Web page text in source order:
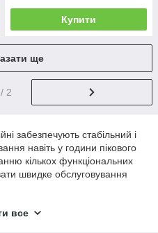
Купити
ще
/ 2
забезпечують стабільний і
навіть у години пікового
кількох функціональних
швидке обслуговування
їх оптимальну
все